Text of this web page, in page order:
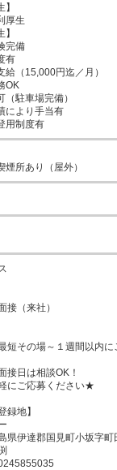
厚生
完備
有
（15,000円迄／月）
OK
駐車場完備）
により手当有
用制度有
煙所あり（屋外）
接（来社）
短その場～１週間以内に
接日は相談OK！
にご応募ください★
録地】
県伊達郡国見町小坂字町